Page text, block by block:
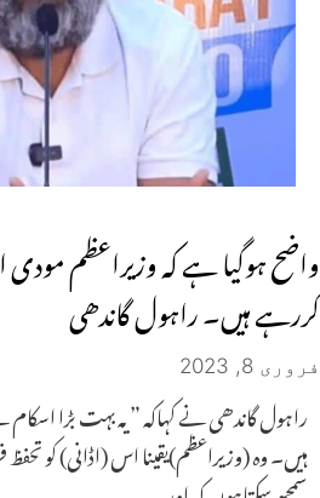
واضح ہوگیا ہے کہ وزیراعظم مودی
کررہے ہیں۔ راہول گاندھی
فروری 8, 2023
راہول گاندھی نے کہاکہ ”یہ بہت بڑا
ہیں۔ وہ (وزیراعظم)یقینا اس (اڈانی) کو